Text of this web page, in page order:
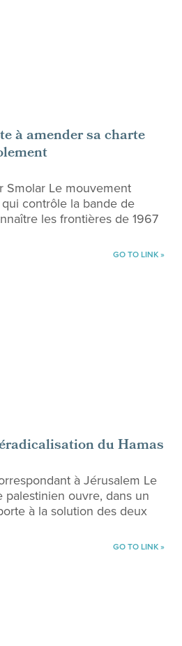
à amender sa charte
Smolar Le mouvement
contrôle la bande de
les frontières de 1967
GO TO LINK »
du Hamas
à Jérusalem Le
palestinien ouvre, dans un
à la solution des deux
GO TO LINK »